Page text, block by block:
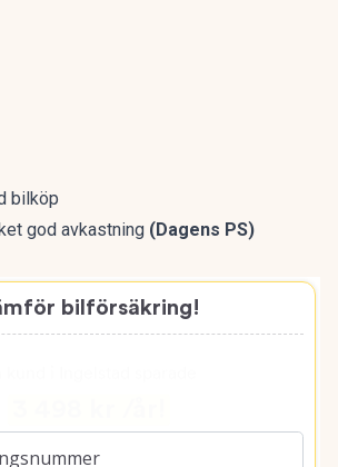
bilköp
god avkastning (Dagens PS)